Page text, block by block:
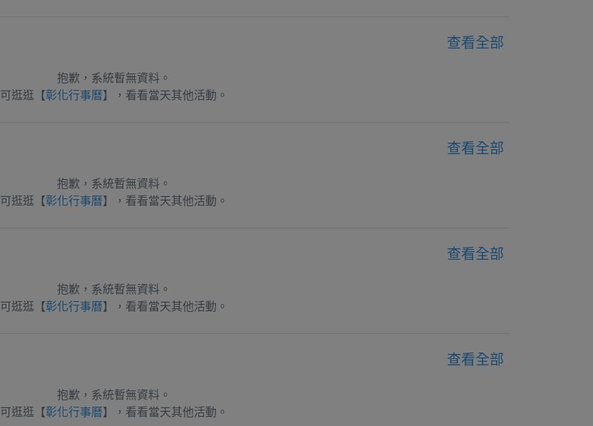
查看全部
抱歉，系統暫無資料。
可逛逛【彰化行事曆】，看看當天其他活動。
查看全部
抱歉，系統暫無資料。
可逛逛【彰化行事曆】，看看當天其他活動。
查看全部
抱歉，系統暫無資料。
可逛逛【彰化行事曆】，看看當天其他活動。
查看全部
抱歉，系統暫無資料。
可逛逛【彰化行事曆】，看看當天其他活動。